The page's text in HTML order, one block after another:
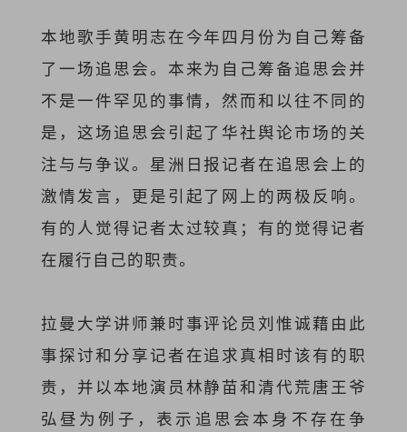
本地歌手黄明志在今年四月份为自己筹备
了一场追思会。本来为自己筹备追思会并
不是一件罕见的事情，然而和以往不同的
是，这场追思会引起了华社舆论市场的关
注与与争议。 星洲日报记者在追思会上的
激情发言，更是引起了网上的两极反响。
有的人觉得记者太过较真；有的觉得记者
在履行自己的职责。
拉曼大学讲师兼时事评论员刘惟诚藉由此
事探讨和分享记者在追求真相时该有的职
责，并以本地演员林静苗和 清代荒唐王爷
弘昼为例子，表示 追思会本身不存在争